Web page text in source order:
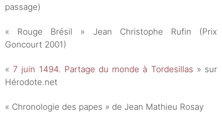
passage)
« Rouge Brésil » Jean Christophe Rufin (Prix
Goncourt 2001)
« 7 juin 1494. Partage du monde à Tordesillas » sur
Hérodote.net
« Chronologie des papes » de Jean Mathieu Rosay